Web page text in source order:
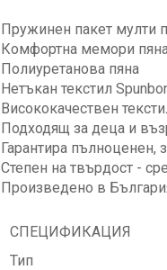
Пружинен пакет мулти
Комфортна мемори
Полиуретанова пяна
Нетъкан текстил
Висококачествен
Подходящ за деца и
Гарантира пълноценен,
Степен на твърдост -
Произведено в
СПЕЦИФИКАЦИЯ
Тип